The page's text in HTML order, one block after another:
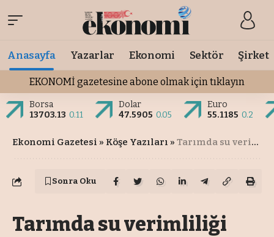
Anasayfa Yazarlar Ekonomi Sektör Şirket
EKONOMİ gazetesine abone olmak için tıklayın
Borsa
13703.13 0.11
Dolar
47.5905 0.05
Euro
55.1185 0.2
Ekonomi Gazetesi » Köşe Yazıları » Tarımda su verimliliği sağlanamazsa çok yakında gıda krizi kapıyı çalacak
Sonra Oku
Tarımda su verimliliği